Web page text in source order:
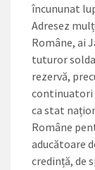
încununat
Adresez
Române, ai
tuturor
rezervă,
continuatori
ca stat
Române
aducătoare
credință, de